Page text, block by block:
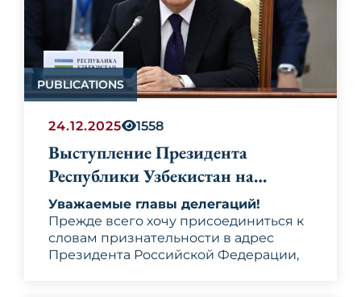
PUBLICATIONS
24.12.2025 1558
Выступление Президента
Республики Узбекистан на
заседании Высшего Евразийского
экономического совета
Уважаемые главы делегаций!
Прежде всего хочу присоединиться к
словам признательности в адрес
Президента Российской Федерации,